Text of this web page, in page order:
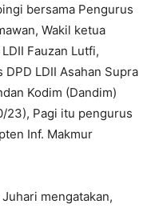
bersama Pengurus
Wakil ketua
Fauzan Lutfi,
DPD LDII Asahan Supra
Kodim (Dandim)
23), Pagi itu pengurus
Inf. Makmur
mengatakan,